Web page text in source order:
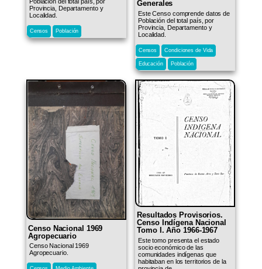
Provincia, Departamento y
Localidad.
Censos Población
Generales
Este Censo comprende datos de
Población del total país, por
Provincia, Departamento y
Localidad.
Censos Condiciones de Vida
Educación Población
Censo Nacional 1969
Agropecuario
Censo Nacional 1969
Agropecuario.
Resultados Provisorios.
Censo Indígena Nacional
Tomo I. Año 1966-1967
Este tomo presenta el estado
socio económico de las
comunidades indígenas que
habitaban en los territorios de la